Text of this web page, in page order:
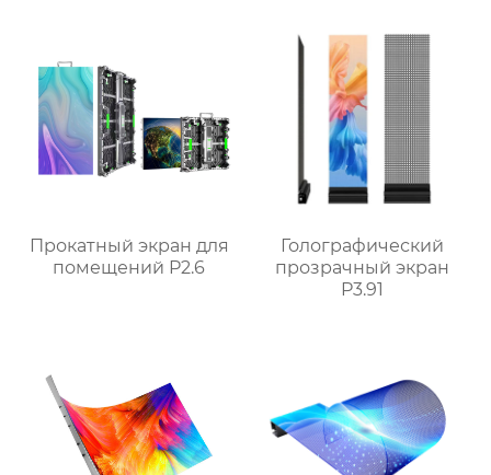
Прокатный экран для
помещений P2.6
Голографический
прозрачный экран
P3.91